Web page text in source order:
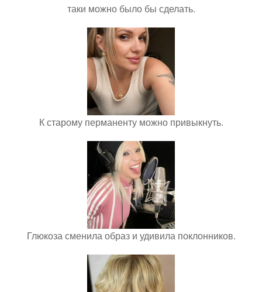
таки можно было бы сделать.
К старому перманенту можно привыкнуть.
Глюкоза сменила образ и удивила поклонников.